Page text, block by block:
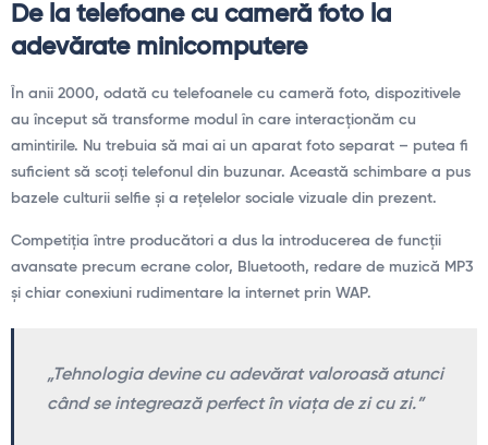
De la telefoane cu cameră foto la
adevărate minicomputere
În anii 2000, odată cu telefoanele cu cameră foto, dispozitivele
au început să transforme modul în care interacționăm cu
amintirile. Nu trebuia să mai ai un aparat foto separat – putea fi
suficient să scoți telefonul din buzunar. Această schimbare a pus
bazele culturii selfie și a rețelelor sociale vizuale din prezent.
Competiția între producători a dus la introducerea de funcții
avansate precum ecrane color, Bluetooth, redare de muzică MP3
și chiar conexiuni rudimentare la internet prin WAP.
„Tehnologia devine cu adevărat valoroasă atunci
când se integrează perfect în viața de zi cu zi.”